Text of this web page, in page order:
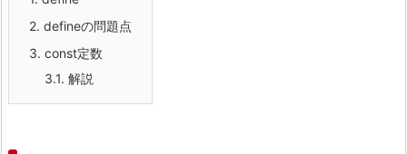
2. defineの問題点
3. const定数
3.1. 解説